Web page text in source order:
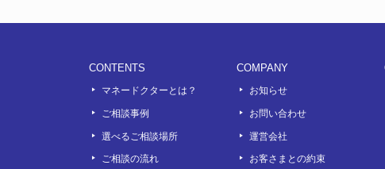
CONTENTS
マネードクターとは？
ご相談事例
選べるご相談場所
ご相談の流れ
COMPANY
お知らせ
お問い合わせ
運営会社
お客さまとの約束